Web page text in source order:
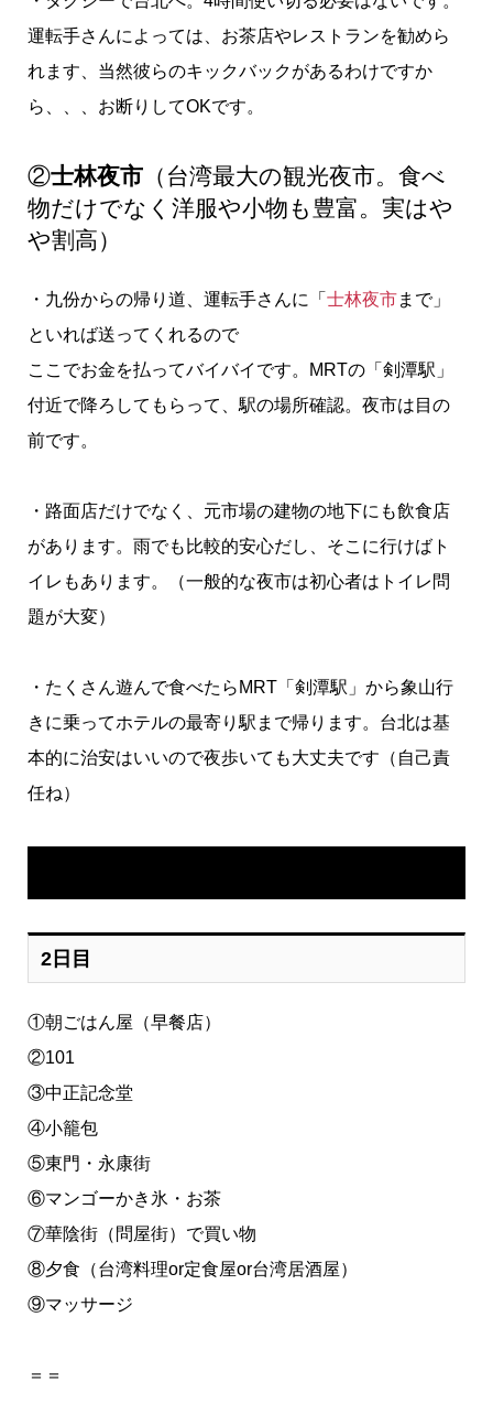
運転手さんによっては、お茶店やレストランを勧めら
れます、当然彼らのキックバックがあるわけですか
ら、、、お断りしてOKです。
②士林夜市（台湾最大の観光夜市。食べ
物だけでなく洋服や小物も豊富。実はや
や割高）
・九份からの帰り道、運転手さんに「 士林夜市まで」
といれば送ってくれるので
ここでお金を払ってバイバイです。MRTの「剣潭駅」
付近で降ろしてもらって、駅の場所確認。夜市は目の
前です。
・路面店だけでなく、元市場の建物の地下にも飲食店
があります。雨でも比較的安心だし、そこに行けばト
イレもあります。（一般的な夜市は初心者はトイレ問
題が大変）
・たくさん遊んで食べたらMRT「剣潭駅」から象山行
きに乗ってホテルの最寄り駅まで帰ります。台北は基
本的に治安はいいので夜歩いても大丈夫です（自己責
任ね）
2日目
①朝ごはん屋（早餐店）
②101
③中正記念堂
④小籠包
⑤東門・永康街
⑥マンゴーかき氷・お茶
⑦華陰街（問屋街）で買い物
⑧夕食（台湾料理or定食屋or台湾居酒屋）
⑨マッサージ
＝＝